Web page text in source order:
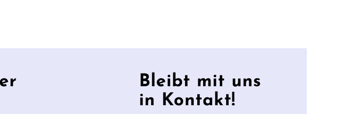
Bleibt mit uns
in Kontakt!